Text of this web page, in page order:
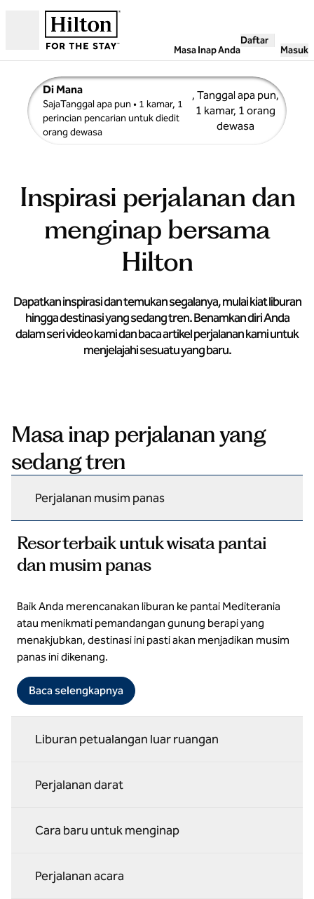
Masa Inap Anda
Daftar
Masuk
Di Mana
SajaTanggal apa pun• 1 kamar, 1
perincian pencarian untuk diedit
orang dewasa
, Tanggal apa pun,
1 kamar, 1 orang
dewasa
Inspirasi perjalanan dan
menginap bersama
Hilton
Dapatkan inspirasi dan temukan segalanya, mulai kiat liburan
hingga destinasi yang sedang tren. Benamkan diri Anda
dalam seri video kami dan baca artikel perjalanan kami untuk
menjelajahi sesuatu yang baru.
Masa inap perjalanan yang
sedang tren
Perjalanan musim panas
Resor terbaik untuk wisata pantai
dan musim panas
Domes Aulus Elounda All Inclusive Resort, Curio Collection by
Hilton
Baik Anda merencanakan liburan ke pantai Mediterania
atau menikmati pemandangan gunung berapi yang
menakjubkan, destinasi ini pasti akan menjadikan musim
panas ini dikenang.
Baca selengkapnya
Liburan petualangan luar ruangan
Perjalanan darat
Cara baru untuk menginap
Perjalanan acara